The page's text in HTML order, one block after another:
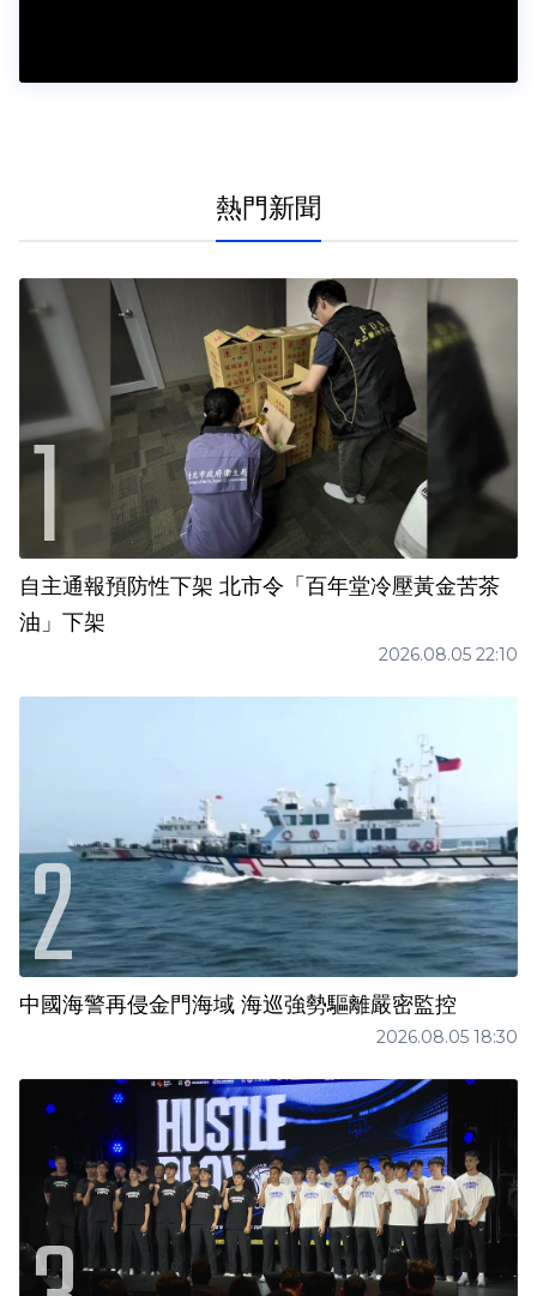
熱門新聞
自主通報預防性下架 北市令「百年堂冷壓黃金苦茶
油」下架
2026.08.05 22:10
中國海警再侵金門海域 海巡強勢驅離嚴密監控
2026.08.05 18:30